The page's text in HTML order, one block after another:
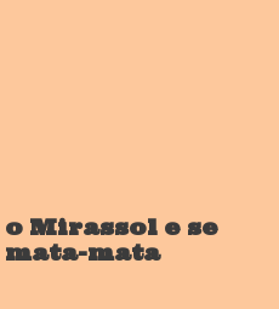
Mirassol e se
mata